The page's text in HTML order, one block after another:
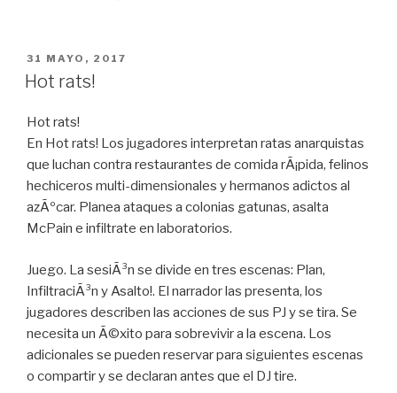
PUBLICADO
EN
31 MAYO, 2017
Hot rats!
Hot rats!
En Hot rats! Los jugadores interpretan ratas anarquistas
que luchan contra restaurantes de comida rÃ¡pida, felinos
hechiceros multi-dimensionales y hermanos adictos al
azÃºcar. Planea ataques a colonias gatunas, asalta
McPain e infiltrate en laboratorios.
Juego. La sesiÃ³n se divide en tres escenas: Plan,
InfiltraciÃ³n y Asalto!. El narrador las presenta, los
jugadores describen las acciones de sus PJ y se tira. Se
necesita un Ã©xito para sobrevivir a la escena. Los
adicionales se pueden reservar para siguientes escenas
o compartir y se declaran antes que el DJ tire.